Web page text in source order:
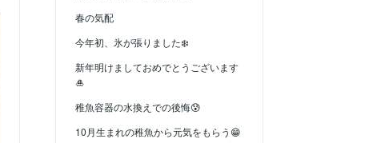
春の気配
今年初、氷が張りました❄️
新年明けましておめでとうございます
🎍
稚魚容器の水換えでの後悔😰
10月生まれの稚魚から元気をもらう😁